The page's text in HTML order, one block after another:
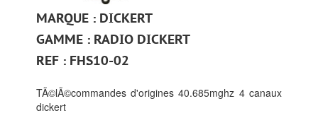
MARQUE : DICKERT
GAMME : RADIO DICKERT
REF : FHS10-02
TÃ©lÃ©commandes d'origines 40.685mghz 4 canaux
dickert